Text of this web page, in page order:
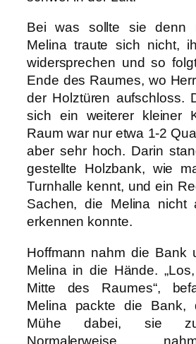
Bei was sollte sie denn
Melina traute sich nicht,
widersprechen und so
Ende des Raumes, wo
der Holztüren aufschloss.
sich ein weiterer kleiner
Raum war nur etwa 1-2
aber sehr hoch. Darin
gestellte Holzbank, wie
Turnhalle kennt, und ein
Sachen, die Melina nicht
erkennen konnte.
Hoffmann nahm die Bank
Melina in die Hände.
Mitte des Raumes“,
Melina packte die Bank,
Mühe dabei, sie zu
Normalerweise